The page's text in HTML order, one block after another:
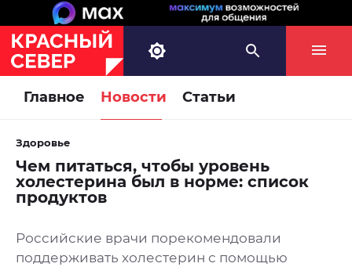
Главное Новости Статьи
Здоровье
Чем питаться, чтобы уровень
холестерина был в норме: список
продуктов
Российские врачи порекомендовали
поддерживать холестерин с помощью